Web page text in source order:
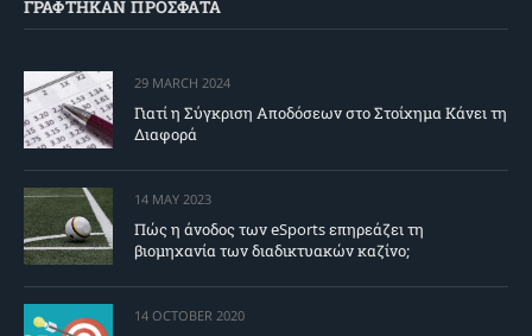
ΓΡΑΦΤΗΚΑΝ ΠΡΟΣΦΑΤΑ
29 MARCH 2024
Γιατί η Σύγκριση Αποδόσεων στο Στοίχημα Κάνει τη
Διαφορά
14 MAY 2023
Πώς η άνοδος των eSports επηρεάζει τη
βιομηχανία των διαδικτυακών καζίνο;
14 OCTOBER 2020